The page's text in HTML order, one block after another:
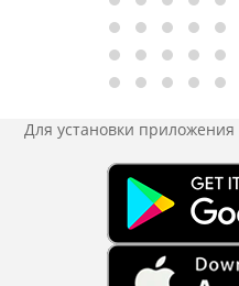
Для установки приложения